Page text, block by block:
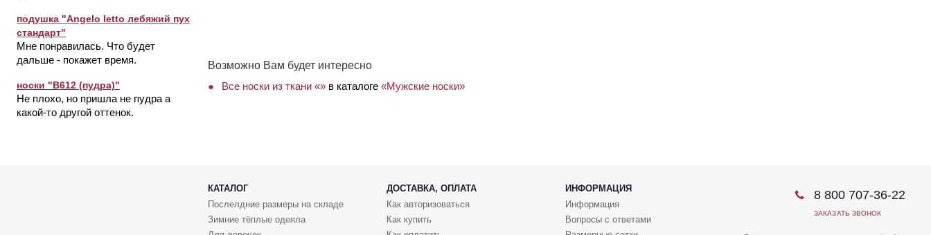
подушка "Angelo letto лебяжий пух
стандарт"
Мне понравилась. Что будет
дальше - покажет время.
носки "В612 (пудра)"
Не плохо, но пришла не пудра а
какой-то другой оттенок.
Возможно Вам будет интересно
Все носки из ткани «» в каталоге «Мужские носки»
КАТАЛОГ ДОСТАВКА, ОПЛАТА
ИНФОРМАЦИЯ
Послелдние размеры на складе
Зимние тёплые одеяла
Как авторизоваться
Как купить
Информация
Вопросы с ответами
8 800 707-36-22
ЗАКАЗАТЬ ЗВОНОК